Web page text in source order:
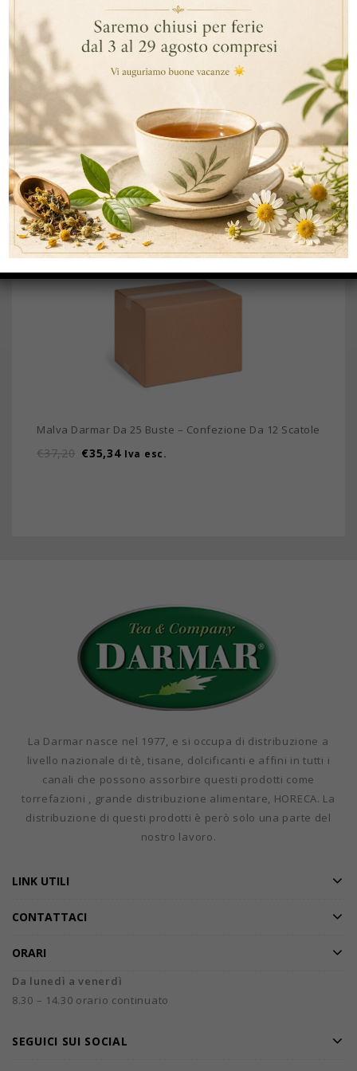
INFORMAZIONI AGGIUNTIVE
DESCRIZIONE
Tè verde con menta, 25 filtri in bustine ermetiche in
polipropilene trasparente
PRODOTTI CORRELATI
Malva Darmar Da 25 Buste – Confezione Da 12 Scatole
€37,20 €35,34 Iva esc.
La Darmar nasce nel 1977, e si occupa di distribuzione a
livello nazionale di tè, tisane, dolcificanti e affini in tutti i
canali che possono assorbire questi prodotti come
torrefazioni , grande distribuzione alimentare, HORECA. La
distribuzione di questi prodotti è però solo una parte del
nostro lavoro.
LINK UTILI
CONTATTACI
ORARI
Da lunedì a venerdì
8.30 – 14.30 orario continuato
SEGUICI SUI SOCIAL